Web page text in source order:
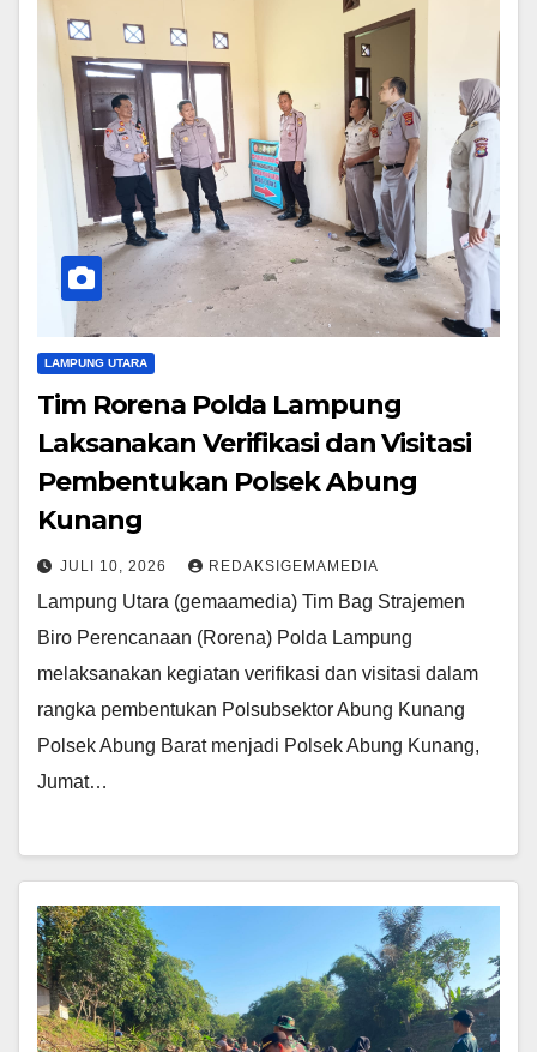
LAMPUNG UTARA
Tim Rorena Polda Lampung
Laksanakan Verifikasi dan Visitasi
Pembentukan Polsek Abung
Kunang
JULI 10, 2026 REDAKSIGEMAMEDIA
Lampung Utara (gemaamedia) Tim Bag Strajemen
Biro Perencanaan (Rorena) Polda Lampung
melaksanakan kegiatan verifikasi dan visitasi dalam
rangka pembentukan Polsubsektor Abung Kunang
Polsek Abung Barat menjadi Polsek Abung Kunang,
Jumat…